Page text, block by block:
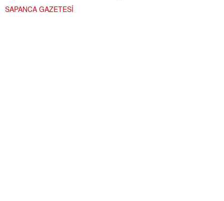
SAPANCA GAZETESİ